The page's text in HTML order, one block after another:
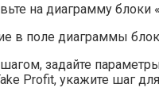
на диаграмму блоки
задайте
Profit, укажите шаг